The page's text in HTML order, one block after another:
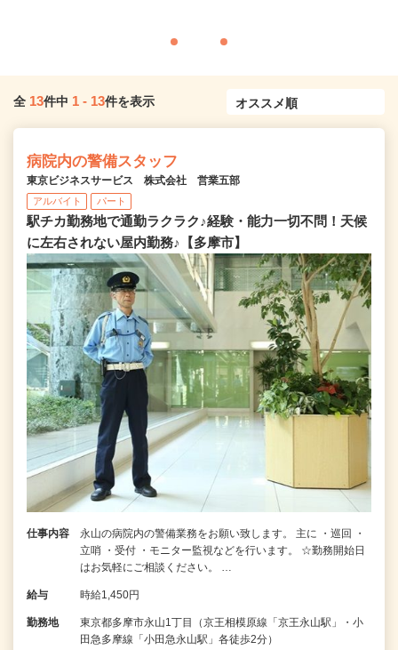
全 13件中 1 - 13件を表示
病院内の警備スタッフ
東京ビジネスサービス 株式会社 営業五部
アルバイト パート
駅チカ勤務地で通勤ラクラク♪経験・能力一切不問！天候
に左右されない屋内勤務♪【多摩市】
仕事内容
永山の病院内の警備業務をお願い致します。 主に ・巡回 ・
立哨 ・受付 ・モニター監視などを行います。 ☆勤務開始日
はお気軽にご相談ください。 …
給与 時給1,450円
勤務地
東京都多摩市永山1丁目（京王相模原線「京王永山駅」・小
田急多摩線「小田急永山駅」各徒歩2分）